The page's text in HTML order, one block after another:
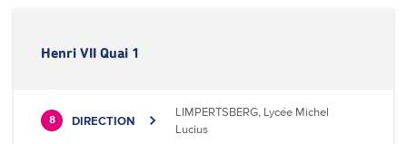
Henri VII Quai 1
8 DIRECTION
LIMPERTSBERG, Lycée Michel
Lucius